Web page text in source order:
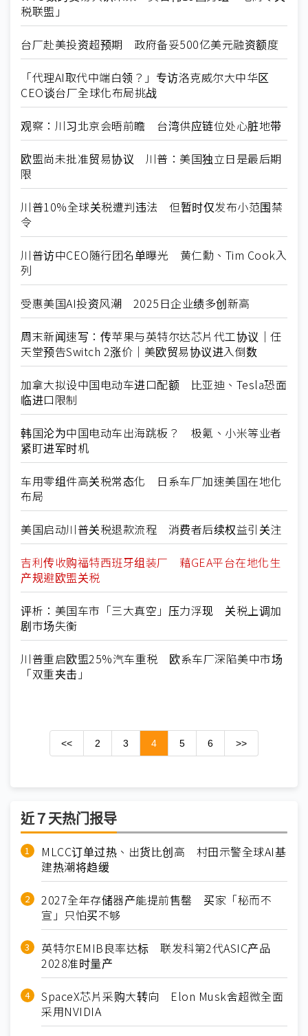
税联盟」
台厂赴美投资超预期 政府备妥500亿美元融资额度
「代理AI取代中端白领？」专访洛克威尔大中华区
CEO谈台厂全球化布局挑战
观察：川习北京会晤前瞻 台湾供应链位处心脏地带
欧盟尚未批准贸易协议 川普：美国独立日是最后期
限
川普10%全球关税遭判违法 但暂时仅发布小范围禁
令
川普访中CEO随行团名单曝光 黄仁勳、Tim Cook入
列
受惠美国AI投资风潮 2025日企业绩多创新高
周末新闻速写：传苹果与英特尔达芯片代工协议｜任
天堂预告Switch 2涨价｜美欧贸易协议进入倒数
加拿大拟设中国电动车进口配额 比亚迪、Tesla恐面
临进口限制
韩国沦为中国电动车出海跳板？ 极氪、小米等业者
紧盯进军时机
车用零组件高关税常态化 日系车厂加速美国在地化
布局
美国启动川普关税退款流程 消费者后续权益引关注
吉利传收购福特西班牙组装厂 藉GEA平台在地化生
产规避欧盟关税
评析：美国车市「三大真空」压力浮现 关税上调加
剧市场失衡
川普重启欧盟25%汽车重税 欧系车厂深陷美中市场
「双重夹击」
<< 2 3 4 5 6 >>
近７天热门报导
MLCC订单过热、出货比创高 村田示警全球AI基
建热潮将趋缓
2027全年存储器产能提前售罄 买家「秘而不
宣」只怕买不够
英特尔EMIB良率达标 联发科第2代ASIC产品
2028准时量产
SpaceX芯片采购大转向 Elon Musk舍超微全面
采用NVIDIA